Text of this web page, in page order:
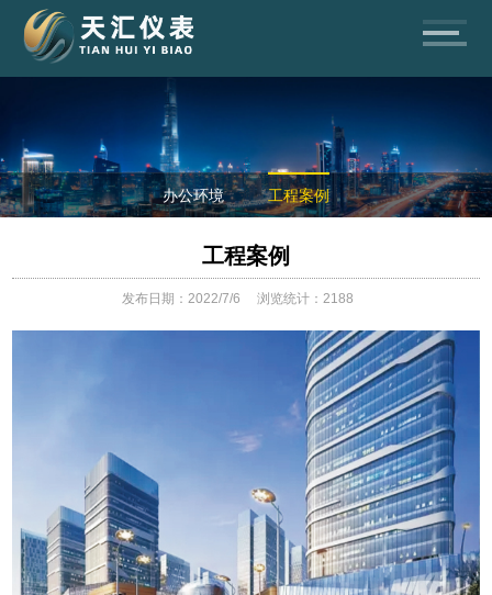
办公环境 工程案例
工程案例
发布日期：2022/7/6 浏览统计：2188